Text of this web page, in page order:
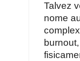
Talvez
nome